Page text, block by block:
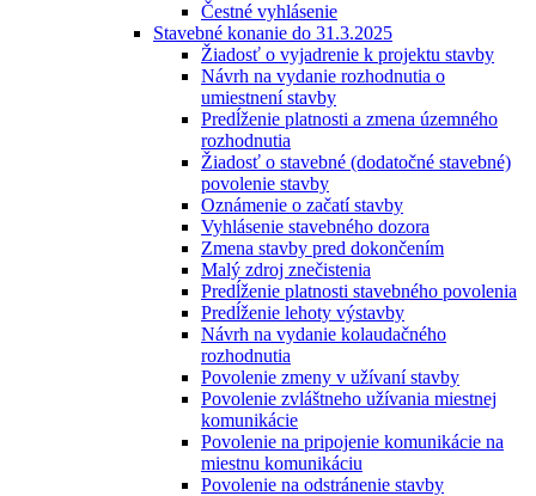
Čestné vyhlásenie
Stavebné konanie do 31.3.2025
Žiadosť o vyjadrenie k projektu stavby
Návrh na vydanie rozhodnutia o
umiestnení stavby
Predĺženie platnosti a zmena územného
rozhodnutia
Žiadosť o stavebné (dodatočné stavebné)
povolenie stavby
Oznámenie o začatí stavby
Vyhlásenie stavebného dozora
Zmena stavby pred dokončením
Malý zdroj znečistenia
Predĺženie platnosti stavebného povolenia
Predĺženie lehoty výstavby
Návrh na vydanie kolaudačného
rozhodnutia
Povolenie zmeny v užívaní stavby
Povolenie zvláštneho užívania miestnej
komunikácie
Povolenie na pripojenie komunikácie na
miestnu komunikáciu
Povolenie na odstránenie stavby